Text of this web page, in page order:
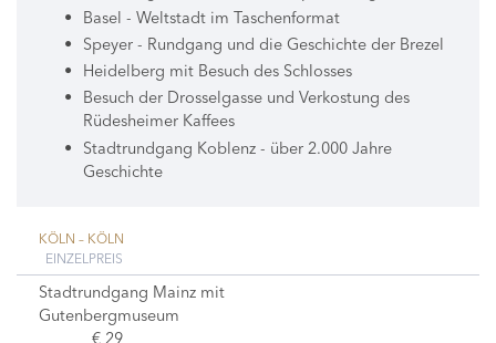
Basel - Weltstadt im Taschenformat
Speyer - Rundgang und die Geschichte der Brezel
Heidelberg mit Besuch des Schlosses
Besuch der Drosselgasse und Verkostung des
Rüdesheimer Kaffees
Stadtrundgang Koblenz - über 2.000 Jahre
Geschichte
KÖLN – KÖLN
EINZELPREIS
Stadtrundgang Mainz mit
Gutenbergmuseum
€ 29